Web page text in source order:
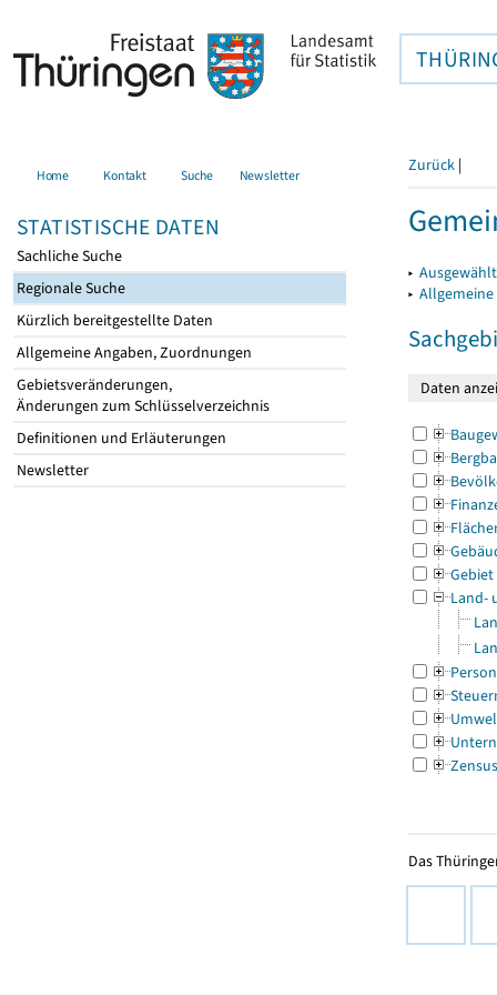
Home Kontakt Suche Newsletter
STATISTISCHE DATEN
Sachliche Suche
Regionale Suche
Kürzlich bereitgestellte Daten
Allgemeine Angaben, Zuordnungen
Gebietsveränderungen,
Änderungen zum Schlüsselverzeichnis
Definitionen und Erläuterungen
Newsletter
Zurück |
▸
▸
Gebiet
Land-
Zensus
Das